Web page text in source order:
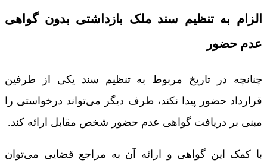
الزام به تنظیم سند ملک بازداشتی بدون گواهی
عدم حضور
چنانچه در تاریخ مربوط به تنظیم سند یکی از طرفین
قرارداد حضور پیدا نکند،‌ طرف دیگر می‌‌تواند درخواستی را
مبنی بر دریافت گواهی عدم حضور شخص مقابل ارائه کند.
با کمک این گواهی و ارائه آن به مراجع قضایی می‌توان